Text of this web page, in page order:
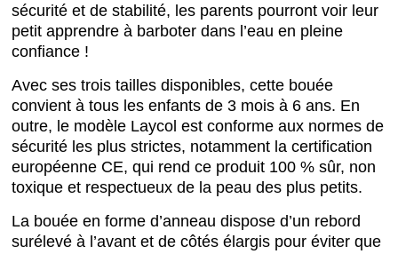
sécurité et de stabilité, les parents pourront voir leur
petit apprendre à barboter dans l’eau en pleine
confiance !
Avec ses trois tailles disponibles, cette bouée
convient à tous les enfants de 3 mois à 6 ans. En
outre, le modèle Laycol est conforme aux normes de
sécurité les plus strictes, notamment la certification
européenne CE, qui rend ce produit 100 % sûr, non
toxique et respectueux de la peau des plus petits.
La bouée en forme d’anneau dispose d’un rebord
surélevé à l’avant et de côtés élargis pour éviter que